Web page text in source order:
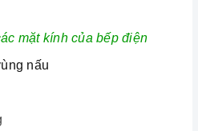
mặt kính của bếp điện
nấu